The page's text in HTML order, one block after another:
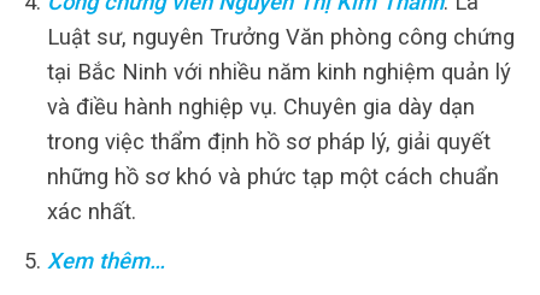
Luật sư, nguyên Trưởng Văn phòng công chứng
tại Bắc Ninh với nhiều năm kinh nghiệm quản lý
và điều hành nghiệp vụ. Chuyên gia dày dạn
trong việc thẩm định hồ sơ pháp lý, giải quyết
những hồ sơ khó và phức tạp một cách chuẩn
xác nhất.
Xem thêm…